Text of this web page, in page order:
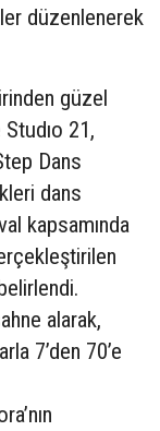
düzenlenerek
güzel
21,
Dans
dans
kapsamında
alarak,
7’den 70’e